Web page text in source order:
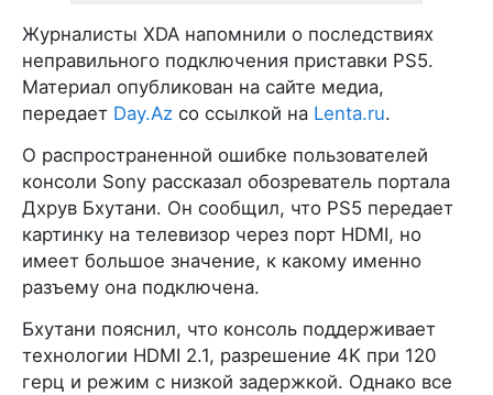
Журналисты XDA напомнили о последствиях
неправильного подключения приставки PS5.
Материал опубликован на сайте медиа,
передает Day.Az со ссылкой на Lenta.ru.
О распространенной ошибке пользователей
консоли Sony рассказал обозреватель портала
Дхрув Бхутани. Он сообщил, что PS5 передает
картинку на телевизор через порт HDMI, но
имеет большое значение, к какому именно
разъему она подключена.
Бхутани пояснил, что консоль поддерживает
технологии HDMI 2.1, разрешение 4K при 120
герц и режим с низкой задержкой. Однако все